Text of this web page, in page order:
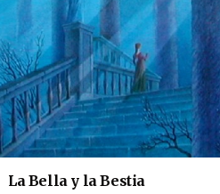
La Bella y la Bestia